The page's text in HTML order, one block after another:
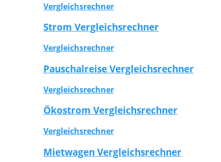
Vergleichsrechner
Strom Vergleichsrechner
Vergleichsrechner
Pauschalreise Vergleichsrechner
Vergleichsrechner
Ökostrom Vergleichsrechner
Vergleichsrechner
Mietwagen Vergleichsrechner